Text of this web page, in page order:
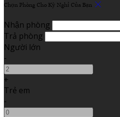
Chọn Phòng Cho Kỳ Nghỉ Của Bạn
Nhận phòng
Trả phòng
Người lớn
-
+
Trẻ em
-